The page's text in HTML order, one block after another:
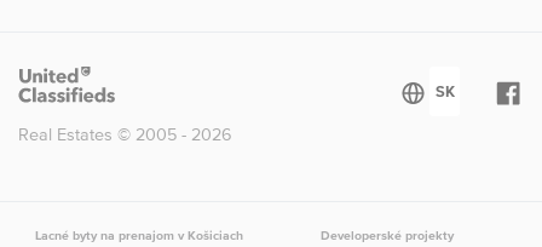
Real Estates © 2005 - 2026
Lacné byty na prenajom v Košiciach Developerské projekty